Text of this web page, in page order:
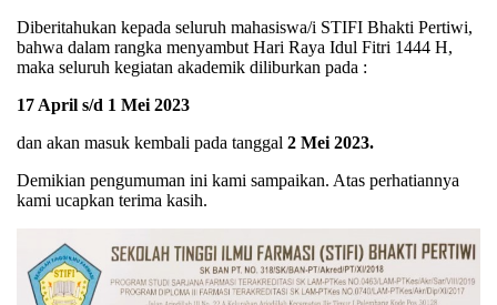
Diberitahukan kepada seluruh mahasiswa/i STIFI Bhakti Pertiwi,
bahwa dalam rangka menyambut Hari Raya Idul Fitri 1444 H,
maka seluruh kegiatan akademik diliburkan pada :
17 April s/d 1 Mei 2023
dan akan masuk kembali pada tanggal 2 Mei 2023.
Demikian pengumuman ini kami sampaikan. Atas perhatiannya
kami ucapkan terima kasih.